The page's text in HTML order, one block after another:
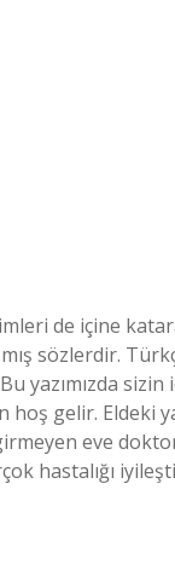
de içine
sözlerdir.
yazımızda sizin
hoş gelir. Eldeki
eve
hastalığı